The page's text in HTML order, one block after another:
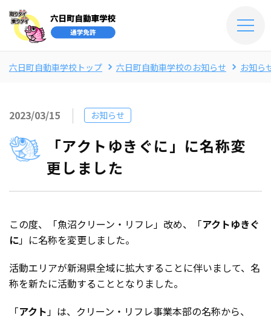
六日町自動車学校トップ 六日町自動車学校のお知らせ お知ら
2023/03/15 お知らせ
「アクトゆきぐに」に名称変
更しました
この度、「魚沼クリーン・リフレ」改め、「アクトゆきぐ
に」に名称を変更しました。
活動エリアが新潟県全域に拡大することに伴いまして、名
称を新たに活動することとなりました。
「アクト」は、クリーン・リフレ事業本部の名称から、